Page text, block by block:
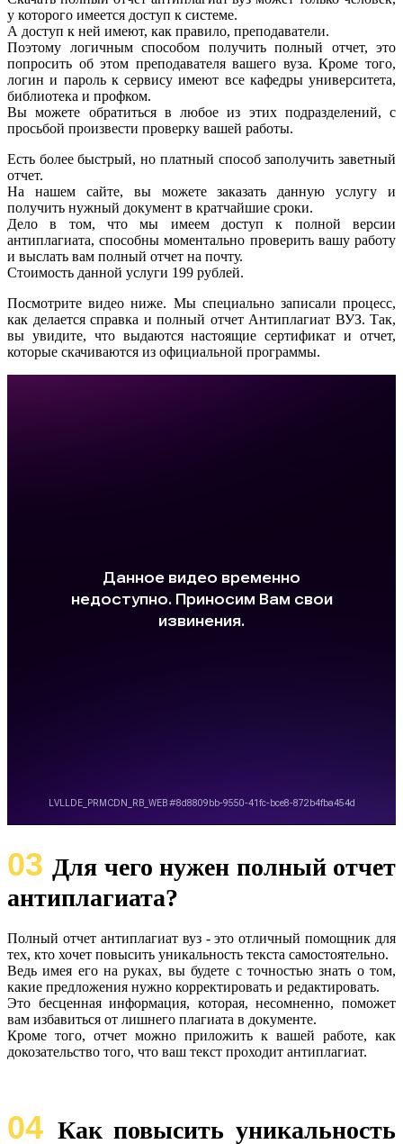
у которого имеется доступ к системе.
А доступ к ней имеют, как правило, преподаватели.
Поэтому логичным способом получить полный отчет, это
попросить об этом преподавателя вашего вуза. Кроме того,
логин и пароль к сервису имеют все кафедры университета,
библиотека и профком.
Вы можете обратиться в любое из этих подразделений, с
просьбой произвести проверку вашей работы.
Есть более быстрый, но платный способ заполучить заветный
отчет.
На нашем сайте, вы можете заказать данную услугу и
получить нужный документ в кратчайшие сроки.
Дело в том, что мы имеем доступ к полной версии
антиплагиата, способны моментально проверить вашу работу
и выслать вам полный отчет на почту.
Стоимость данной услуги 199 рублей.
Посмотрите видео ниже. Мы специально записали процесс,
как делается справка и полный отчет Антиплагиат ВУЗ. Так,
вы увидите, что выдаются настоящие сертификат и отчет,
которые скачиваются из официальной программы.
03Для чего нужен полный отчет
антиплагиата?
Полный отчет антиплагиат вуз - это отличный помощник для
тех, кто хочет повысить уникальность текста самостоятельно.
Ведь имея его на руках, вы будете с точностью знать о том,
какие предложения нужно корректировать и редактировать.
Это бесценная информация, которая, несомненно, поможет
вам избавиться от лишнего плагиата в документе.
Кроме того, отчет можно приложить к вашей работе, как
докозательство того, что ваш текст проходит антиплагиат.
04 Как повысить уникальность